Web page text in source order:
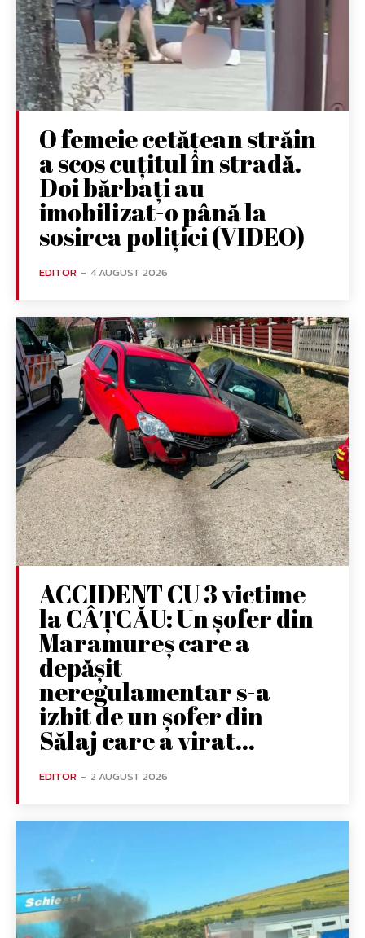
O femeie cetățean străin
a scos cuțitul în stradă.
Doi bărbați au
imobilizat-o până la
sosirea poliției (VIDEO)
EDITOR - 4 AUGUST 2026
ACCIDENT CU 3 victime
la CÂȚCĂU: Un șofer din
Maramureș care a
depășit
neregulamentar s-a
izbit de un șofer din
Sălaj care a virat...
EDITOR - 2 AUGUST 2026